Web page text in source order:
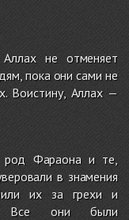
не отменяет
пока они сами не
Воистину, Аллах —
род Фараона и те,
в знамения
их за грехи и
Все они были